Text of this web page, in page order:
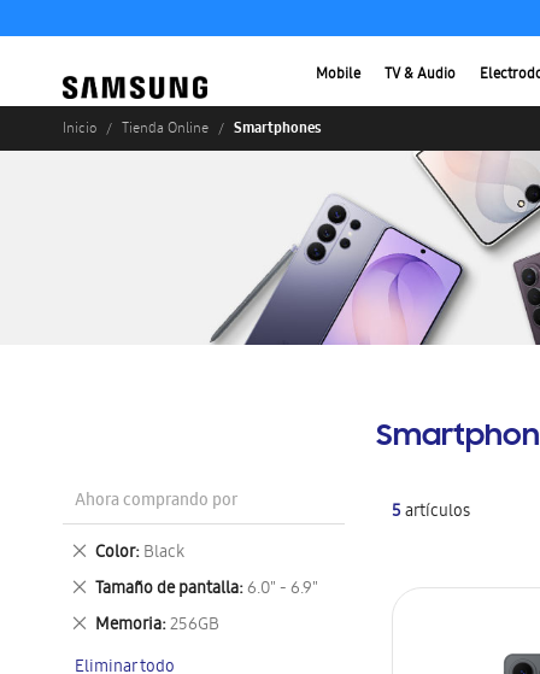
Mobile TV & Audio
Inicio Tienda Online Smartphones
5artículos
Ahora comprando por
Color Black
Eliminar
este
artículo
Tamaño de pantalla 6.0" - 6.9"
Eliminar
este
artículo
Memoria 256GB
Eliminar